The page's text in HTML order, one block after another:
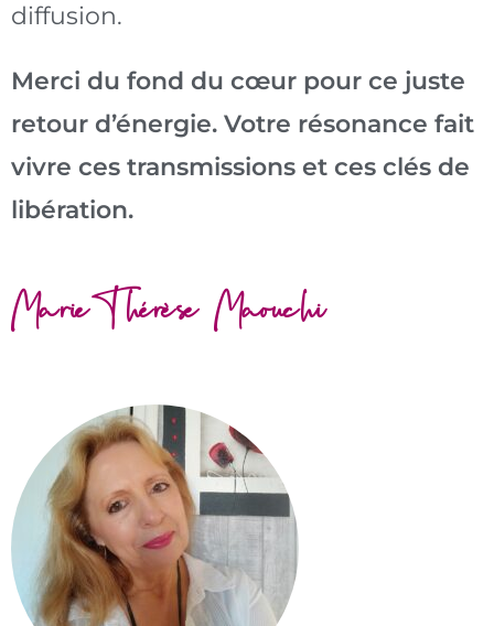
diffusion.
Merci du fond du cœur pour ce juste
retour d’énergie. Votre résonance fait
vivre ces transmissions et ces clés de
libération.
Marie-Thérèse Maouchi